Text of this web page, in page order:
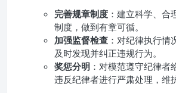
完善规章制度 ：建立科学、合
制度，做到有章可循。
加强监督检查 ：对纪律执行情
及时发现并纠正违规行为。
奖惩分明 ：对模范遵守纪律
违反纪律者进行严肃处理，维